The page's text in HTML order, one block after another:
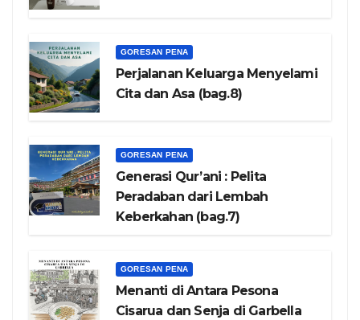
GORESAN PENA
Perjalanan Keluarga Menyelami
Cita dan Asa (bag.8)
GORESAN PENA
Generasi Qur’ani : Pelita
Peradaban dari Lembah
Keberkahan (bag.7)
GORESAN PENA
Menanti di Antara Pesona
Cisarua dan Senja di Garbella